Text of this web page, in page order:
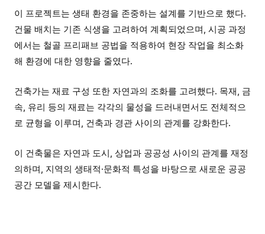
이 프로젝트는 생태 환경을 존중하는 설계를 기반으로 했다.
건물 배치는 기존 식생을 고려하여 계획되었으며, 시공 과정
에서는 철골 프리패브 공법을 적용하여 현장 작업을 최소화
해 환경에 대한 영향을 줄였다.
건축가는 재료 구성 또한 자연과의 조화를 고려했다. 목재, 금
속, 유리 등의 재료는 각각의 물성을 드러내면서도 전체적으
로 균형을 이루며, 건축과 경관 사이의 관계를 강화한다.
이 건축물은 자연과 도시, 상업과 공공성 사이의 관계를 재정
의하며, 지역의 생태적·문화적 특성을 바탕으로 새로운 공공
공간 모델을 제시한다.